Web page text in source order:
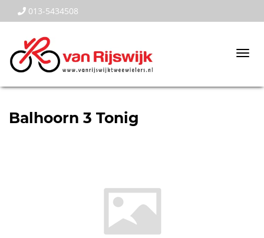
013-5434508
Balhoorn 3 Tonig